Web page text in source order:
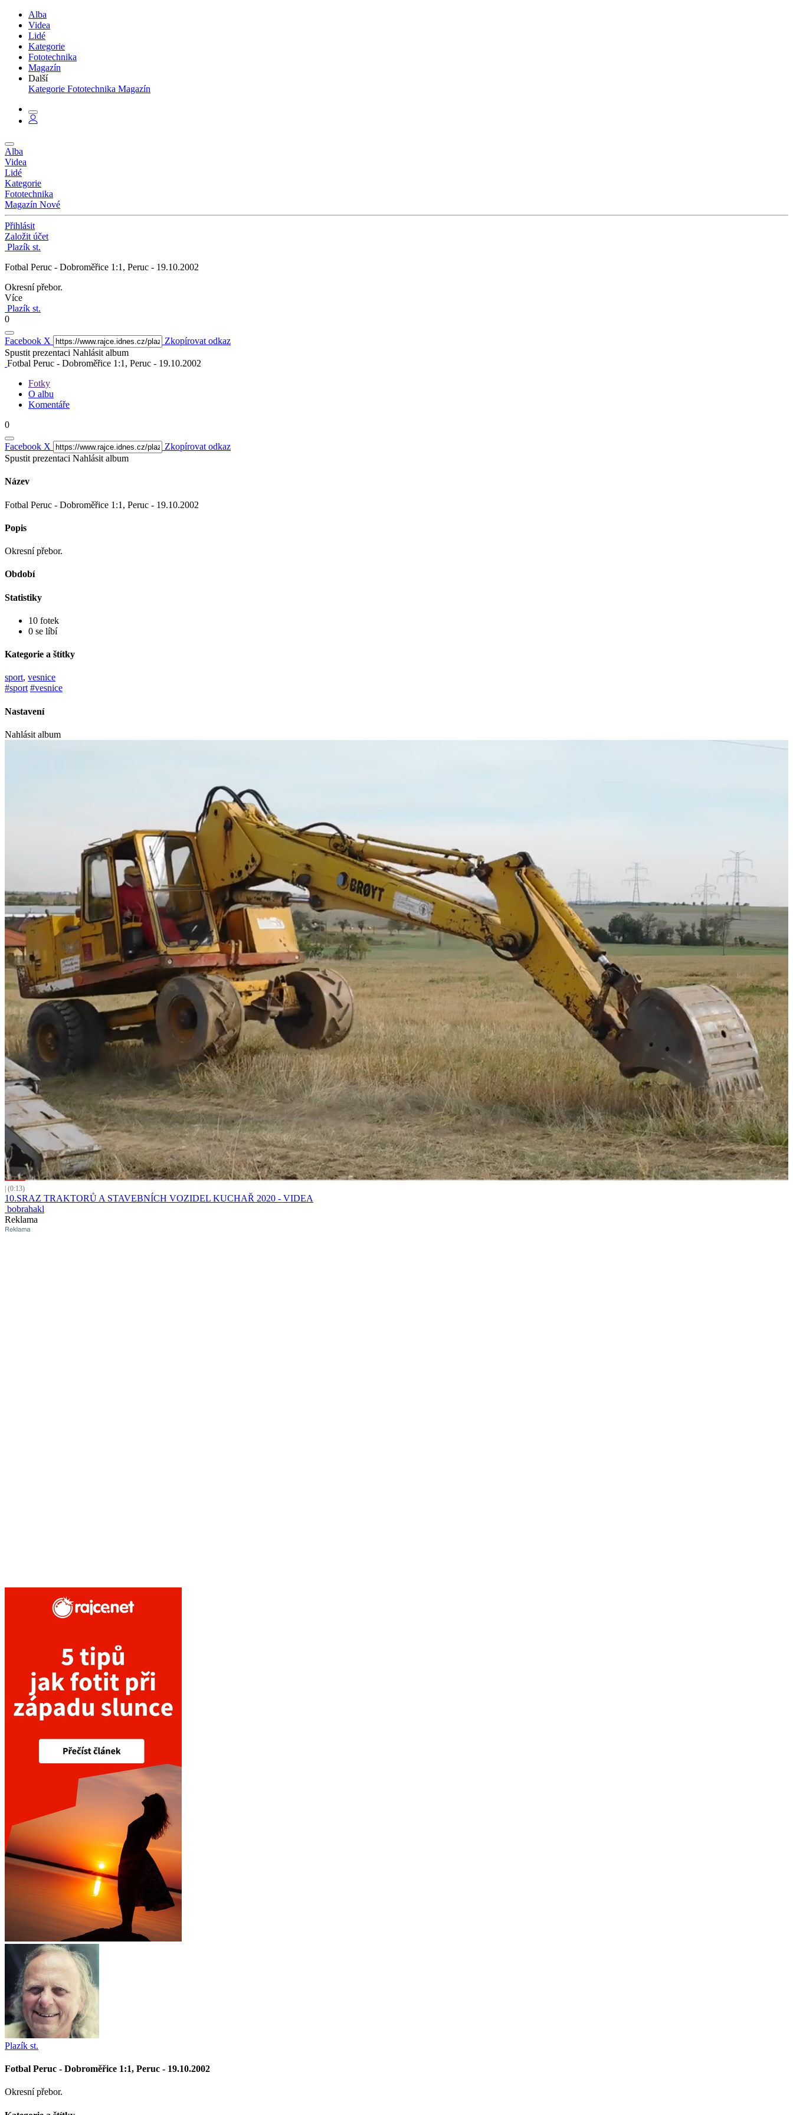
Alba
Videa
Lidé
Kategorie
Fototechnika
Magazín
Další
Kategorie Fototechnika Magazín
Alba
Videa
Lidé
Kategorie
Fototechnika
Magazín Nové
Přihlásit
Založit účet
Plazík st.
Fotbal Peruc - Dobroměřice 1:1, Peruc - 19.10.2002
Okresní přebor.
Více
Plazík st.
0
Facebook X
Zkopírovat odkaz
Spustit prezentaci Nahlásit album
Fotbal Peruc - Dobroměřice 1:1, Peruc - 19.10.2002
Fotky
O albu
Komentáře
0
Facebook X
Zkopírovat odkaz
Spustit prezentaci Nahlásit album
Název
Fotbal Peruc - Dobroměřice 1:1, Peruc - 19.10.2002
Popis
Okresní přebor.
Období
Statistiky
10 fotek
0 se líbí
Kategorie a štítky
sport, vesnice
#sport #vesnice
Nastavení
Nahlásit album
| (0:13)
10.SRAZ TRAKTORŮ A STAVEBNÍCH VOZIDEL KUCHAŘ 2020 - VIDEA
bobrahakl
Reklama
Plazík st.
Fotbal Peruc - Dobroměřice 1:1, Peruc - 19.10.2002
Okresní přebor.